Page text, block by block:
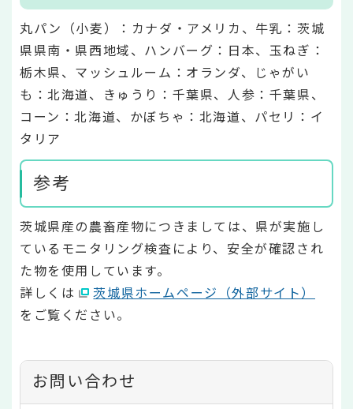
丸パン（小麦）：カナダ・アメリカ、牛乳：茨城
県県南・県西地域、ハンバーグ：日本、玉ねぎ：
栃木県、マッシュルーム：オランダ、じゃがい
も：北海道、きゅうり：千葉県、人参：千葉県、
コーン：北海道、かぼちゃ：北海道、パセリ：イ
タリア
参考
茨城県産の農畜産物につきましては、県が実施し
ているモニタリング検査により、安全が確認され
た物を使用しています。
詳しくは
茨城県ホームページ（外部サイト）
をご覧ください。
お問い合わせ